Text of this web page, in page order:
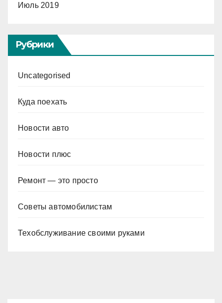
Июль 2019
Рубрики
Uncategorised
Куда поехать
Новости авто
Новости плюс
Ремонт — это просто
Советы автомобилистам
Техобслуживание своими руками